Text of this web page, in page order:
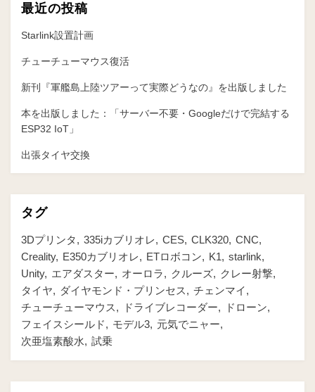
最近の投稿
Starlink設置計画
チューチューマウス復活
新刊『軍艦島上陸ツアーって実際どうなの』を出版しました
本を出版しました：「サーバー不要・Googleだけで完結する
ESP32 IoT」
出張タイヤ交換
タグ
3Dプリンタ 335iカブリオレ CES CLK320 CNC
Creality
E350カブリオレ ETロボコン K1
starlink
Unity
エアダスター オーロラ クルーズ
クレー射撃
タイヤ
ダイヤモンド・プリンセス
チェンマイ
チューチューマウス
ドライブレコーダー
ドローン
フェイスシールド
モデル3
元気でニャー
次亜塩素酸水
試乗